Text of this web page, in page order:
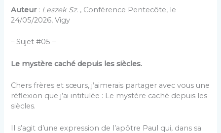
Auteur: Leszek Sz. , Conférence Pentecôte, le
24/05/2026, Vigy
– Sujet #05 –
Le mystère caché depuis les siècles.
Chers frères et sœurs, j’aimerais partager avec vous une
réflexion que j’ai intitulée : Le mystère caché depuis les
siècles.
Il s’agit d’une expression de l’apôtre Paul qui, dans sa